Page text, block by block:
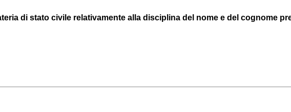
di stato civile relativamente alla disciplina del nome e del cognome